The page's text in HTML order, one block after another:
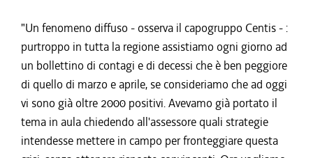
"Un fenomeno diffuso - osserva il capogruppo Centis - :
purtroppo in tutta la regione assistiamo ogni giorno ad
un bollettino di contagi e di decessi che è ben peggiore
di quello di marzo e aprile, se consideriamo che ad oggi
vi sono già oltre 2000 positivi. Avevamo già portato il
tema in aula chiedendo all'assessore quali strategie
intendesse mettere in campo per fronteggiare questa